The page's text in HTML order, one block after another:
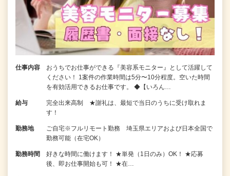
仕事内容
おうちでお仕事ができる『美容系モニター』として活躍して
ください！ 1案件の作業時間は5分〜10分程度。空いた時間
を有効活用できるお仕事です。 ◆【いろん…
給与
完全出来高制 ★謝礼は、最短で当日のうちに受け取れま
す！
勤務地
ご自宅※フルリモート勤務 埼玉県エリアおよび日本全国で
勤務可能（在宅OK）
勤務時間
好きな時間に働けます！ ★単発（1日のみ）OK！ ★応募
後、即お仕事開始も可！ ★在…